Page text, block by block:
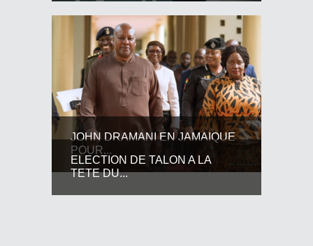
JOHN DRAMANI EN JAMAIQUE
POUR...
ELECTION DE TALON A LA
TETE DU...